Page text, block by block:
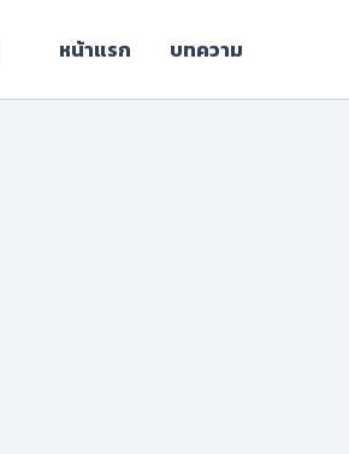
หน้าแรก บทความ